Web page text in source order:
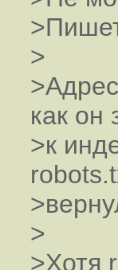
>
как он
>к
>
>Хотя